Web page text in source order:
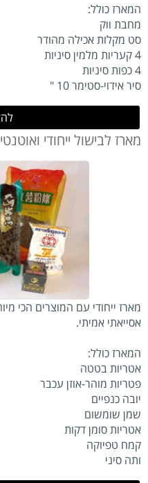
המארז כולל:
מחבת ווק
סט מקלות אכילה מהודר
4 קעריות מלמין סיניות
4 כפות סיניות
סיר אידוי-סטימר 10 "
מארז לבישול ייחודי
מארז ייחודי עם המוצרים הכי
אסייאתי אמיתי.
המארז כולל:
אטריות בטטה
פטריות מוהר-אוזן עכבר
יובה כנפיים
שמן שומשום
אטריות סומן דקות
קמח טפיוקה
ותה סיני